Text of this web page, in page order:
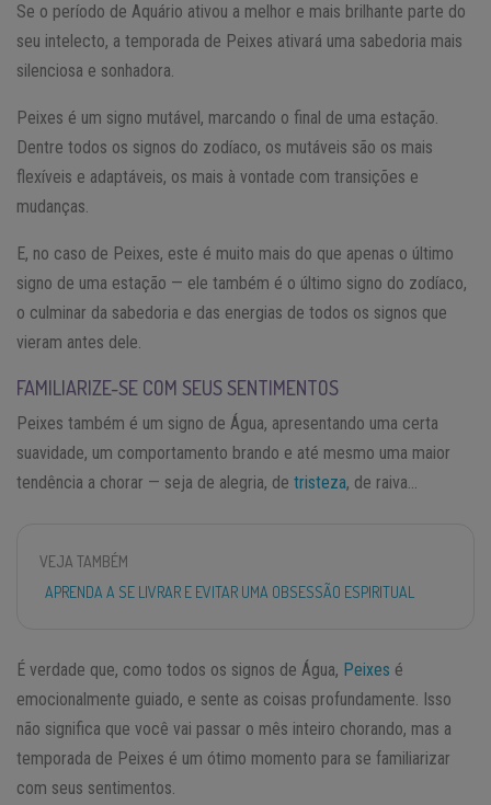
Se o período de Aquário ativou a melhor e mais brilhante parte do
seu intelecto, a temporada de Peixes ativará uma sabedoria mais
silenciosa e sonhadora.
Peixes é um signo mutável, marcando o final de uma estação.
Dentre todos os signos do zodíaco, os mutáveis são os mais
flexíveis e adaptáveis, os mais à vontade com transições e
mudanças.
E, no caso de Peixes, este é muito mais do que apenas o último
signo de uma estação — ele também é o último signo do zodíaco,
o culminar da sabedoria e das energias de todos os signos que
vieram antes dele.
FAMILIARIZE-SE COM SEUS SENTIMENTOS
Peixes também é um signo de Água, apresentando uma certa
suavidade, um comportamento brando e até mesmo uma maior
tendência a chorar — seja de alegria, de tristeza, de raiva…
VEJA TAMBÉM
APRENDA A SE LIVRAR E EVITAR UMA OBSESSÃO ESPIRITUAL
É verdade que, como todos os signos de Água, Peixes é
emocionalmente guiado, e sente as coisas profundamente. Isso
não significa que você vai passar o mês inteiro chorando, mas a
temporada de Peixes é um ótimo momento para se familiarizar
com seus sentimentos.